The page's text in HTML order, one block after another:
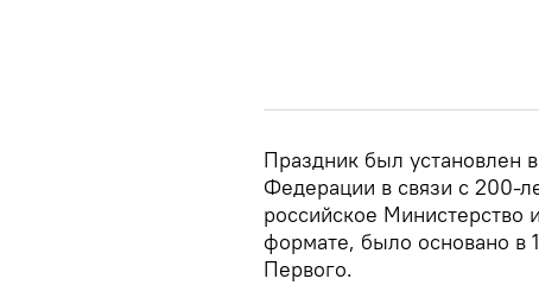
Праздник был установлен
Федерации в связи с 200-
российское Министерство
формате, было основано в
Первого.